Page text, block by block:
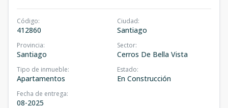
Código:
412860
Ciudad:
Santiago
Provincia:
Santiago
Sector:
Cerros De Bella Vista
Tipo de inmueble:
Apartamentos
Estado:
En Construcción
Fecha de entrega:
08-2025